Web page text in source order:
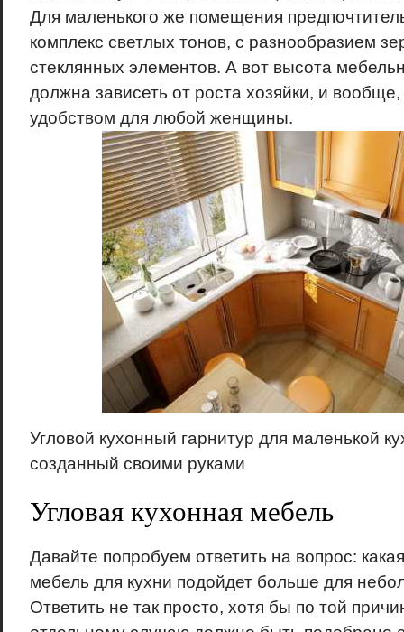
Для маленького же помещения
комплекс светлых тонов, с разнообразием
стеклянных элементов. А вот высота
должна зависеть от роста хозяйки, и
удобством для любой женщины.
Угловой кухонный гарнитур для маленькой
созданный своими руками
Угловая кухонная мебель
Давайте попробуем ответить на вопрос:
мебель для кухни подойдет больше для
Ответить не так просто, хотя бы по той